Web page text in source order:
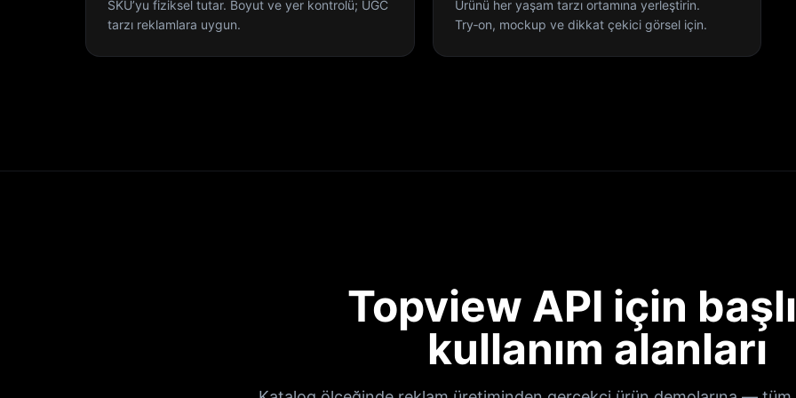
SKU’yu fiziksel tutar. Boyut ve yer kontrolü; UGC
tarzı reklamlara uygun.
Ürünü her yaşam tarzı ortamına yerleştirin.
Try‑on, mockup ve dikkat çekici görsel için.
Topview API için
kullanım alanları